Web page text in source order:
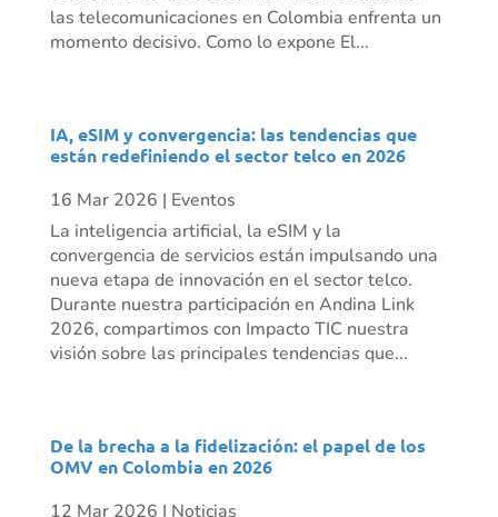
las telecomunicaciones en Colombia enfrenta un
momento decisivo. Como lo expone El...
IA, eSIM y convergencia: las tendencias que
están redefiniendo el sector telco en 2026
16 Mar 2026 | Eventos
La inteligencia artificial, la eSIM y la
convergencia de servicios están impulsando una
nueva etapa de innovación en el sector telco.
Durante nuestra participación en Andina Link
2026, compartimos con Impacto TIC nuestra
visión sobre las principales tendencias que...
De la brecha a la fidelización: el papel de los
OMV en Colombia en 2026
12 Mar 2026 | Noticias